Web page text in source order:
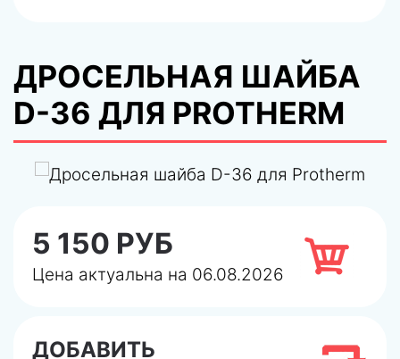
ДРОСЕЛЬНАЯ ШАЙБА
D-36 ДЛЯ PROTHERM
5 150 РУБ
Цена актуальна на 06.08.2026
ДОБАВИТЬ